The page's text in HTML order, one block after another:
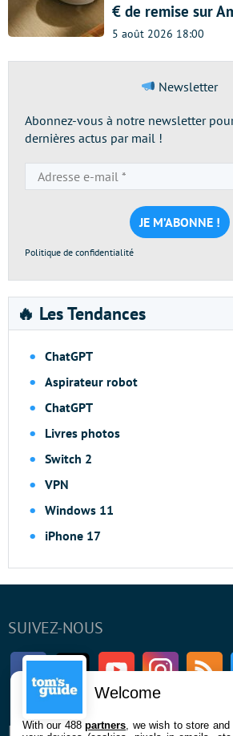
€ de remise sur
5 août 2026 18:00
Newsletter
Abonnez-vous à notre newsletter
dernières actus par mail !
e-
mail
*
Politique de confidentialité
🔥 Les Tendances
ChatGPT
Aspirateur robot
ChatGPT
Livres photos
Switch 2
VPN
Windows 11
iPhone 17
SUIVEZ-NOUS
FacebookTwitter Youtube Instagram
ENTREPRISE À
Welcome
With our 488partners , we wish to store